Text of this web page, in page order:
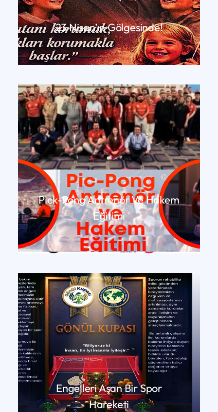
23 Nisan’ın Gölgesinde!
DEVAMINI OKU
Pick-Pong Antrenör Ve Hakem
Eğitimi
DEVAMINI OKU
Engelleri Aşan Bir Spor
Hareketi